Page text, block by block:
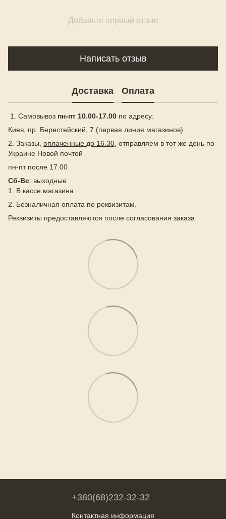
Добавьте первый отзыв
Написать отзыв
Доставка Оплата
1. Самовывоз пн-пт 10.00-17.00 по адресу:
Киев, пр. Берестейский, 7 (первая линия магазинов)
2. Заказы, оплаченные до 16.30, отправляем в тот же день по
Украине Новой почтой
пн-пт после 17.00
Сб-Вс: выходные
1. В кассе магазина
2. Безналичная оплата по реквизитам.
Реквизиты предоставляются после согласования заказа
+380(68)232-32-32
Контактная информация